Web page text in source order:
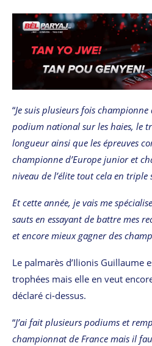
“Je suis plusieurs fois championne
podium national sur les haies, le
longueur ainsi que les épreuves
championne d’Europe junior et
niveau de l’élite tout cela en triple
Et cette année, je vais me
sauts en essayant de battre mes
et encore mieux gagner des
Le palmarès d’Ilionis Guillaume
trophées mais elle en veut
déclaré ci-dessus.
“J’ai fait plusieurs podiums et
championnat de France mais il